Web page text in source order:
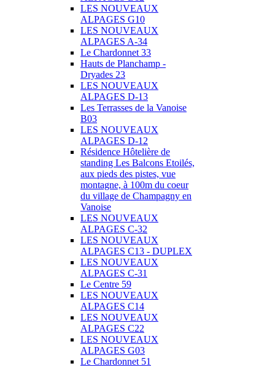
LES NOUVEAUX
ALPAGES G10
LES NOUVEAUX
ALPAGES A-34
Le Chardonnet 33
Hauts de Planchamp -
Dryades 23
LES NOUVEAUX
ALPAGES D-13
Les Terrasses de la Vanoise
B03
LES NOUVEAUX
ALPAGES D-12
Résidence Hôtelière de
standing Les Balcons Etoilés,
aux pieds des pistes, vue
montagne, à 100m du coeur
du village de Champagny en
Vanoise
LES NOUVEAUX
ALPAGES C-32
LES NOUVEAUX
ALPAGES C13 - DUPLEX
LES NOUVEAUX
ALPAGES C-31
Le Centre 59
LES NOUVEAUX
ALPAGES C14
LES NOUVEAUX
ALPAGES C22
LES NOUVEAUX
ALPAGES G03
Le Chardonnet 51